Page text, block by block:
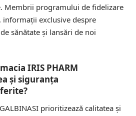
Membrii programului de fidelizare
informații exclusive despre
sănătate și lansări de noi
IRIS PHARM
și siguranța
prioritizează calitatea și